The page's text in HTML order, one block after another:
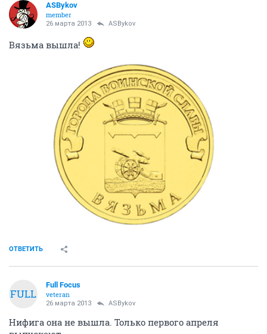
ASBykov
member
26 марта 2013 ASBykov
Вязьма вышла!
ОТВЕТИТЬ
FULL
Full Focus
veteran
26 марта 2013 ASBykov
Нифига она не вышла. Только первого апреля